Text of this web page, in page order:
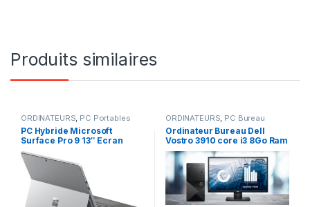
Produits similaires
ORDINATEURS, PC Portables
PC Hybride Microsoft
Surface Pro 9 13″ Ecran
tactile Intel Core i5 8Go RAM
512Go SSD
ORDINATEURS, PC Bureau
Ordinateur Bureau Dell
Vostro 3910 core i3 8Go Ram
DDR4 512 SSD écran 22
pouces Full HD